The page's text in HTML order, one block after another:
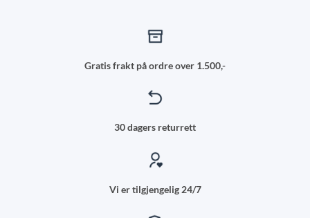
Gratis frakt på ordre over 1.500,-
30 dagers returrett
Vi er tilgjengelig 24/7